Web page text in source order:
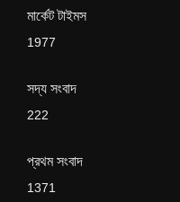
মার্কেট টাইমস
1977
সদ্য সংবাদ
222
প্রথম সংবাদ
1371